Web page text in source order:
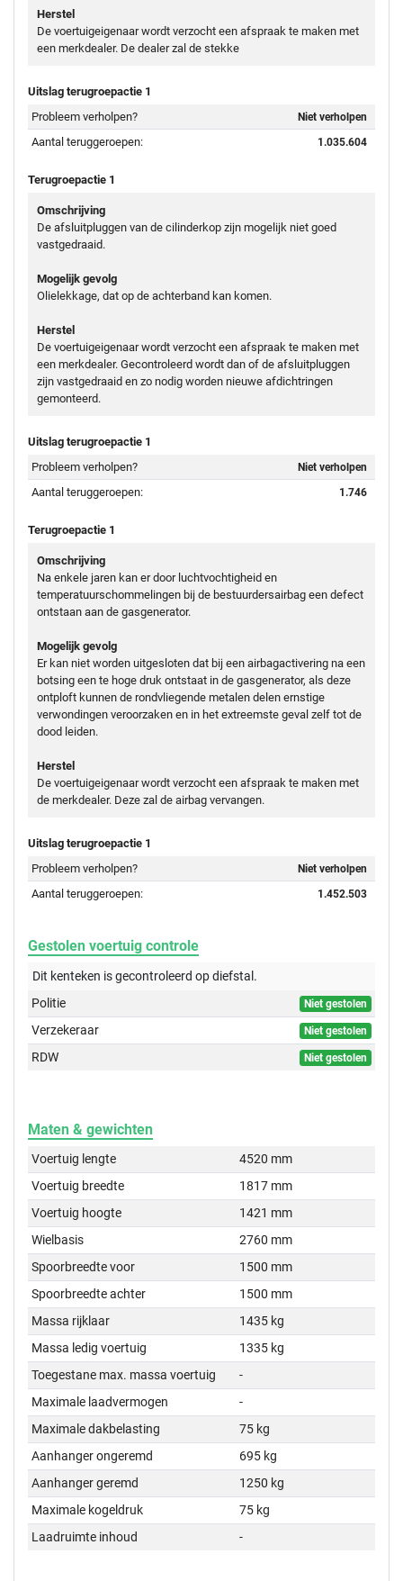
Herstel
De voertuigeigenaar wordt verzocht een afspraak te maken met
een merkdealer. De dealer zal de stekke
Uitslag terugroepactie 1
Probleem verholpen?
Niet verholpen
Aantal teruggeroepen: 1.035.604
Terugroepactie 1
Omschrijving
De afsluitpluggen van de cilinderkop zijn mogelijk niet goed
vastgedraaid.
Mogelijk gevolg
Olielekkage, dat op de achterband kan komen.
Herstel
De voertuigeigenaar wordt verzocht een afspraak te maken met
een merkdealer. Gecontroleerd wordt dan of de afsluitpluggen
zijn vastgedraaid en zo nodig worden nieuwe afdichtringen
gemonteerd.
Uitslag terugroepactie 1
Probleem verholpen?
Niet verholpen
Aantal teruggeroepen: 1.746
Terugroepactie 1
Omschrijving
Na enkele jaren kan er door luchtvochtigheid en
temperatuurschommelingen bij de bestuurdersairbag een defect
ontstaan aan de gasgenerator.
Mogelijk gevolg
Er kan niet worden uitgesloten dat bij een airbagactivering na een
botsing een te hoge druk ontstaat in de gasgenerator, als deze
ontploft kunnen de rondvliegende metalen delen ernstige
verwondingen veroorzaken en in het extreemste geval zelf tot de
dood leiden.
Herstel
De voertuigeigenaar wordt verzocht een afspraak te maken met
de merkdealer. Deze zal de airbag vervangen.
Uitslag terugroepactie 1
Probleem verholpen?
Niet verholpen
Aantal teruggeroepen: 1.452.503
Gestolen voertuig controle
Dit kenteken is gecontroleerd opdiefstal.
Politie
Niet gestolen
Verzekeraar Niet gestolen
RDW Niet gestolen
Maten & gewichten
Voertuig lengte
4520 mm
Voertuig breedte
1817 mm
Voertuig hoogte
1421 mm
Wielbasis
2760 mm
Spoorbreedte voor
1500 mm
Spoorbreedte achter
1500 mm
Massa rijklaar
1435 kg
Massa ledig voertuig
1335 kg
Toegestane max. massa voertuig
-
Maximale laadvermogen
-
Maximale dakbelasting
75 kg
Aanhanger ongeremd
695 kg
Aanhanger geremd
1250 kg
Maximale kogeldruk
75 kg
Laadruimte inhoud
-